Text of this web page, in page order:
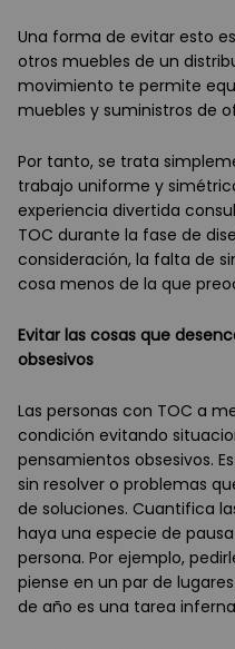
Una forma de evitar esto
otros muebles de un
movimiento te permite
muebles y suministros de
Por tanto, se trata
trabajo uniforme y
experiencia divertida
TOC durante la fase de
consideración, la falta de
cosa menos de la que
Evitar las cosas que
obsesivos
Las personas con TOC a
condición evitando
pensamientos obsesivos.
sin resolver o problemas
de soluciones. Cuantifica
haya una especie de
persona. Por ejemplo,
piense en un par de
de año es una tarea